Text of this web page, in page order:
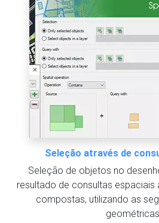
Seleção através de
Seleção de objetos no
resultado de consultas espaciais
compostas, utilizando as